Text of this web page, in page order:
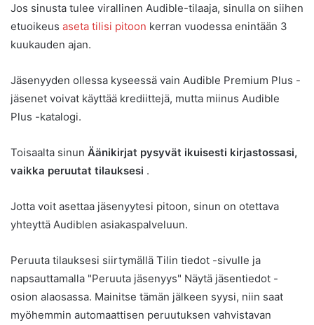
Jos sinusta tulee virallinen Audible-tilaaja, sinulla on siihen
etuoikeus aseta tilisi pitoon kerran vuodessa enintään 3
kuukauden ajan.
Jäsenyyden ollessa kyseessä vain Audible Premium Plus -
jäsenet voivat käyttää krediittejä, mutta miinus Audible
Plus -katalogi.
Toisaalta sinun Äänikirjat pysyvät ikuisesti kirjastossasi,
vaikka peruutat tilauksesi .
Jotta voit asettaa jäsenyytesi pitoon, sinun on otettava
yhteyttä Audiblen asiakaspalveluun.
Peruuta tilauksesi siirtymällä Tilin tiedot -sivulle ja
napsauttamalla "Peruuta jäsenyys" Näytä jäsentiedot -
osion alaosassa. Mainitse tämän jälkeen syysi, niin saat
myöhemmin automaattisen peruutuksen vahvistavan